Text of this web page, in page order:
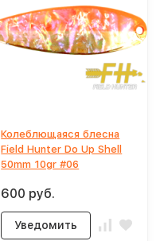
Колеблющаяся блесна
Field Hunter Do Up Shell
50mm 10gr #06
600 руб.
Уведомить